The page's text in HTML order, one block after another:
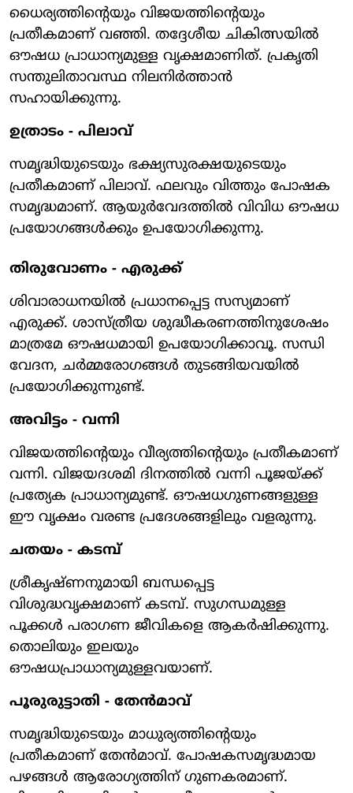
ധൈര്യത്തിന്റെയും വിജയത്തിന്റെയും
പ്രതീകമാണ് വഞ്ഞി. തദ്ദേശീയ ചികിത്സയില്‍
ഔഷധ പ്രാധാന്യമുള്ള വൃക്ഷമാണിത്. പ്രകൃതി
സന്തുലിതാവസ്ഥ നിലനിര്‍ത്താന്‍
സഹായിക്കുന്നു.
ഉത്രാടം - പിലാവ്
സമൃദ്ധിയുടെയും ഭക്ഷ്യസുരക്ഷയുടെയും
പ്രതീകമാണ് പിലാവ്. ഫലവും വിത്തും പോഷക
സമൃദ്ധമാണ്. ആയുര്‍വേദത്തില്‍ വിവിധ ഔഷധ
പ്രയോഗങ്ങള്‍ക്കും ഉപയോഗിക്കുന്നു.
തിരുവോണം - എരുക്ക്
ശിവാരാധനയില്‍ പ്രധാനപ്പെട്ട സസ്യമാണ്
എരുക്ക്. ശാസ്ത്രീയ ശുദ്ധീകരണത്തിനുശേഷം
മാത്രമേ ഔഷധമായി ഉപയോഗിക്കാവൂ. സന്ധി
വേദന, ചര്‍മ്മരോഗങ്ങള്‍ തുടങ്ങിയവയില്‍
പ്രയോഗിക്കുന്നുണ്ട്.
അവിട്ടം - വന്നി
വിജയത്തിന്റെയും വീര്യത്തിന്റെയും പ്രതീകമാണ്
വന്നി. വിജയദശമി ദിനത്തില്‍ വന്നി പൂജയ്ക്ക്
പ്രത്യേക പ്രാധാന്യമുണ്ട്. ഔഷധഗുണങ്ങളുള്ള
ഈ വൃക്ഷം വരണ്ട പ്രദേശങ്ങളിലും വളരുന്നു.
ചതയം - കടമ്പ്
ശ്രീകൃഷ്ണനുമായി ബന്ധപ്പെട്ട
വിശുദ്ധവൃക്ഷമാണ് കടമ്പ്. സുഗന്ധമുള്ള
പൂക്കള്‍ പരാഗണ ജീവികളെ ആകര്‍ഷിക്കുന്നു.
തൊലിയും ഇലയും
ഔഷധപ്രാധാന്യമുള്ളവയാണ്.
പൂരുരുട്ടാതി - തേന്‍മാവ്
സമൃദ്ധിയുടെയും മാധുര്യത്തിന്റെയും
പ്രതീകമാണ് തേന്‍മാവ്. പോഷകസമൃദ്ധമായ
പഴങ്ങള്‍ ആരോഗ്യത്തിന് ഗുണകരമാണ്.